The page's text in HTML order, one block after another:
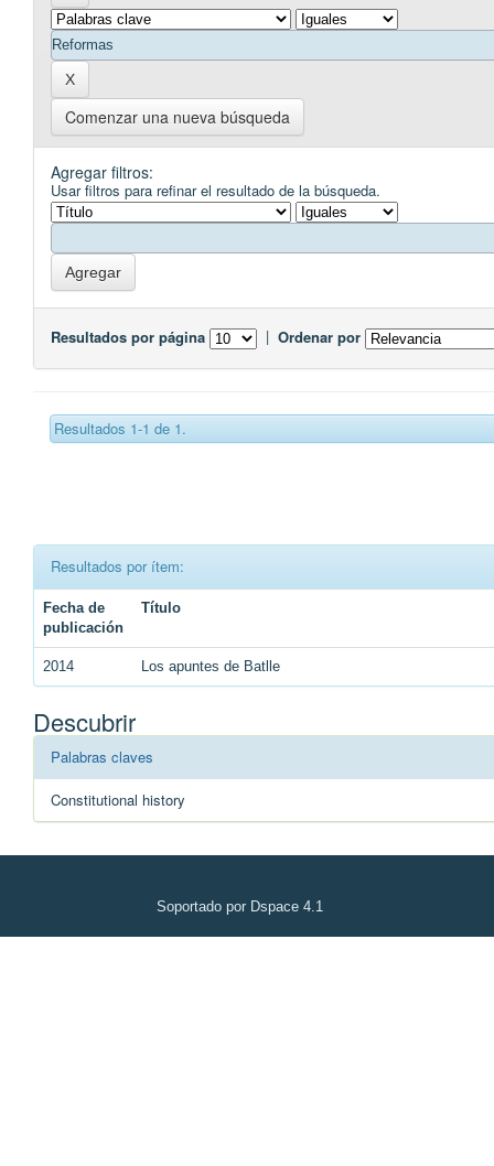
Comenzar una nueva búsqueda
Agregar filtros:
Usar filtros para refinar el resultado de la búsqueda.
Resultados por página | Ordenar por
Resultados 1-1 de 1.
Resultados por ítem:
Fecha de
publicación
Título
2014 Los apuntes de Batlle
Descubrir
Palabras claves
Constitutional history
Soportado por Dspace 4.1